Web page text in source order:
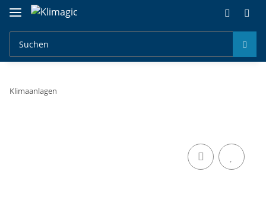
Klimaanlagen